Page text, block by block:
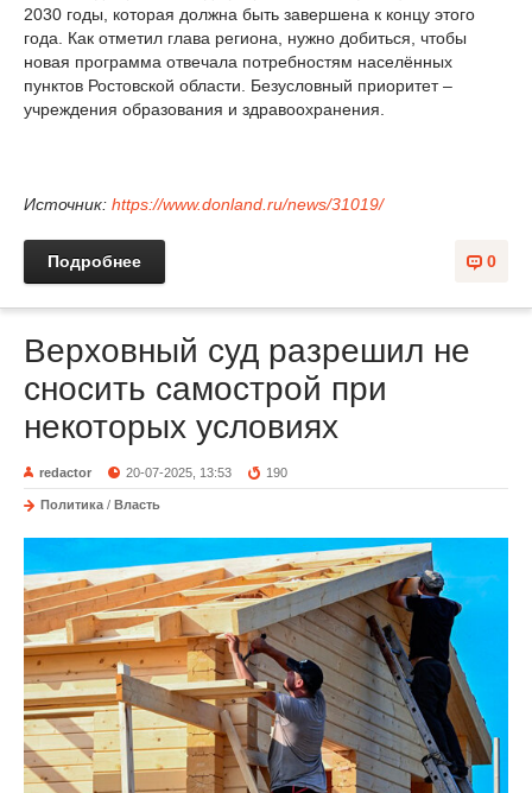
2030 годы, которая должна быть завершена к концу этого
года. Как отметил глава региона, нужно добиться, чтобы
новая программа отвечала потребностям населённых
пунктов Ростовской области. Безусловный приоритет –
учреждения образования и здравоохранения.
Источник: https://www.donland.ru/news/31019/
0
Подробнее
Верховный суд разрешил не
сносить самострой при
некоторых условиях
redactor 20-07-2025, 13:53 190
Политика / Власть